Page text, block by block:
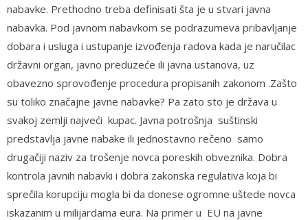
nabavke. Prethodno treba definisati šta je u stvari javna
nabavka. Pod javnom nabavkom se podrazumeva pribavljanje
dobara i usluga i ustupanje izvođenja radova kada je naručilac
državni organ, javno preduzeće ili javna ustanova, uz
obavezno sprovođenje procedura propisanih zakonom .Zašto
su toliko značajne javne nabavke? Pa zato sto je država u
svakoj zemlji najveći kupac. Javna potrošnja suštinski
predstavlja javne nabake ili jednostavno rečeno samo
drugačiji naziv za trošenje novca poreskih obveznika. Dobra
kontrola javnih nabavki i dobra zakonska regulativa koja bi
sprečila korupciju mogla bi da donese ogromne uštede novca
iskazanim u milijardama eura. Na primer u EU na javne